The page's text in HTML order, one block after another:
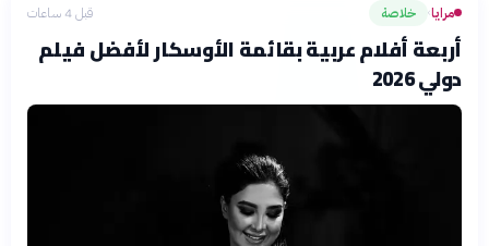
مرايا› خلاصة قبل 4 ساعات
أربعة أفلام عربية بقائمة الأوسكار لأفضل فيلم
دولي 2026